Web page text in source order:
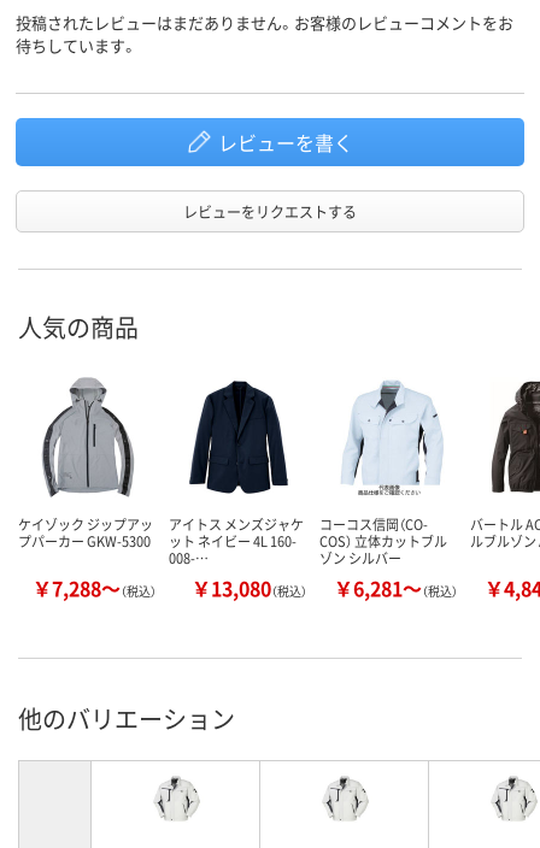
投稿されたレビューはまだありません。お客様のレビューコメントをお
待ちしています。
レビューを書く
レビューをリクエストする
人気の商品
ケイゾック ジップアッ
プパーカー GKW-5300
￥7,288～（税込）
アイトス メンズジャケ
ット ネイビー 4L 160-
008-…
￥13,080（税込）
コーコス信岡（CO-
COS） 立体カットブル
ゾン シルバー
￥6,281～（税込）
バートル
ルブルゾン
￥
他のバリエーション